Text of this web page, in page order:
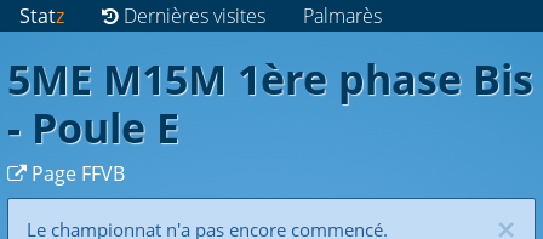
Statz Dernières visites Palmarès
5ME M15M 1ère phase Bis
- Poule E
Page FFVB
×
Le championnat n'a pas encore commencé.